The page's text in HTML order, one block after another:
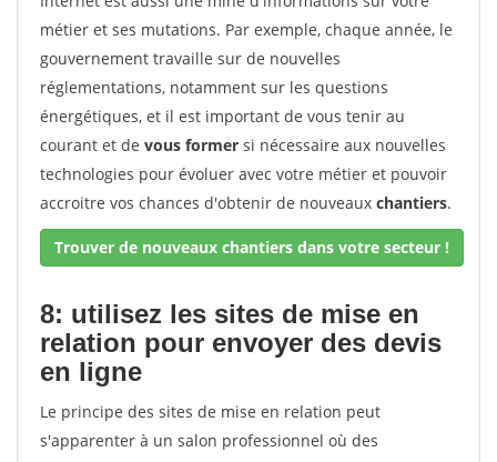
métier et ses mutations. Par exemple, chaque année, le
gouvernement travaille sur de nouvelles
réglementations, notamment sur les questions
énergétiques, et il est important de vous tenir au
courant et de vous former si nécessaire aux nouvelles
technologies pour évoluer avec votre métier et pouvoir
accroitre vos chances d'obtenir de nouveaux chantiers.
Trouver de nouveaux chantiers dans votre secteur !
8: utilisez les sites de mise en
relation pour envoyer des devis
en ligne
Le principe des sites de mise en relation peut
s'apparenter à un salon professionnel où des